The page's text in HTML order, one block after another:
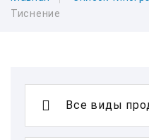
Тиснение